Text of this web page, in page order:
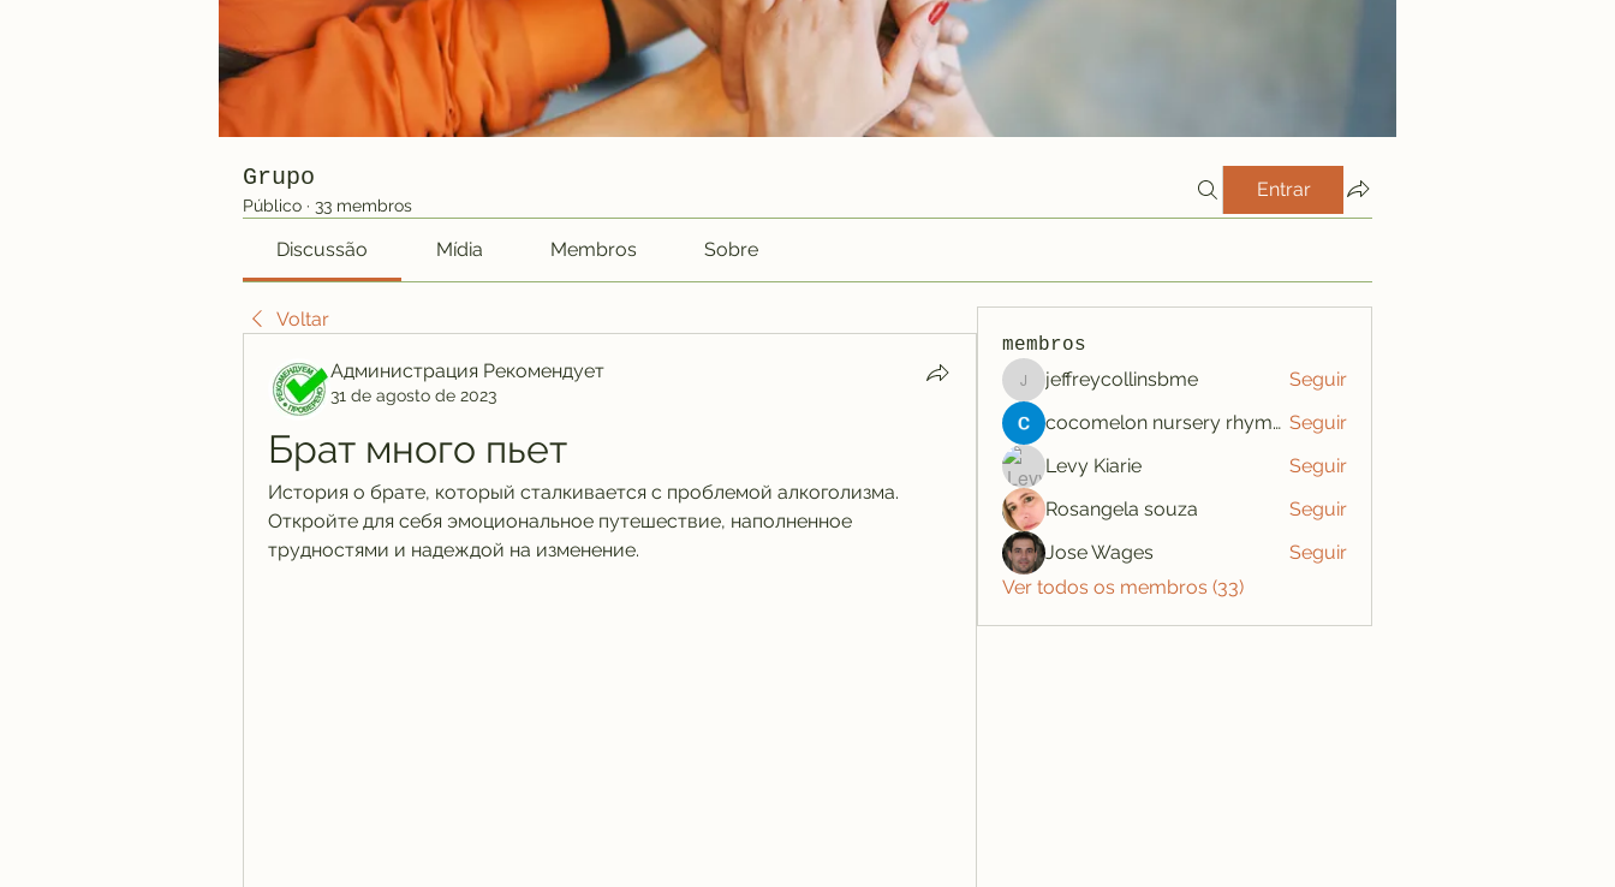
Grupo
Público · 33 membros
Entrar
Discussão Mídia Membros Sobre
Voltar
Администрация Рекомендует
31 de agosto de 2023
Брат много пьет
История о брате, который сталкивается с проблемой алкоголизма.
Откройте для себя эмоциональное путешествие, наполненное
трудностями и надеждой на изменение.
membros
jeffreycollinsbme
jeffreycollinsbme
Seguir
cocomelon nursery rhymes Seguir
Levy Kiarie
Seguir
Rosangela souza
Seguir
Jose Wages
Seguir
Ver todos os membros (33)